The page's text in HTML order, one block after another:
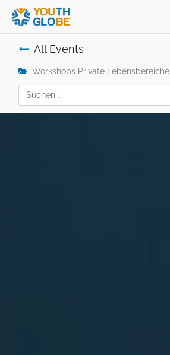
All Events
Workshops Private Lebensbereiche